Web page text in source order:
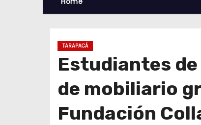
TARAPACÁ
Estudiantes
de mobiliario
Fundación